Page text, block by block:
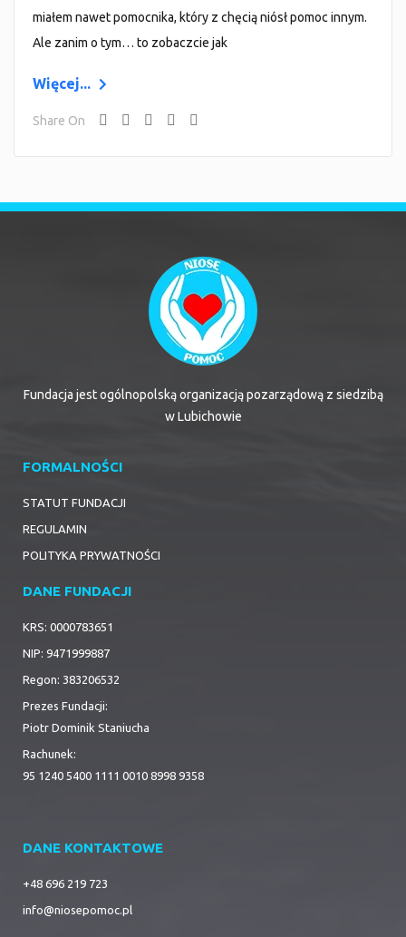
miałem nawet pomocnika, który z chęcią niósł pomoc innym.
Ale zanim o tym… to zobaczcie jak
Więcej...
Share On
Fundacja jest ogólnopolską organizacją pozarządową z siedzibą
w Lubichowie
FORMALNOŚCI
STATUT FUNDACJI
REGULAMIN
POLITYKA PRYWATNOŚCI
DANE FUNDACJI
KRS: 0000783651
NIP: 9471999887
Regon: 383206532
Prezes Fundacji:
Piotr Dominik Staniucha
Rachunek:
95 1240 5400 1111 0010 8998 9358
DANE KONTAKTOWE
+48 696 219 723
info@niosepomoc.pl